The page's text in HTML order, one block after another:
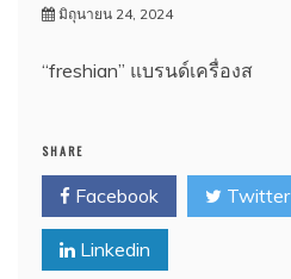
มิถุนายน 24, 2024
“freshian” แบรนด์เครื่องส
SHARE
Facebook Twitter
Linkedin